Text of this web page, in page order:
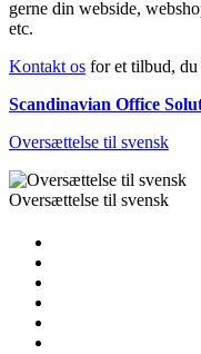
gerne din webside,
etc.
Kontakt os for et tilbud,
Scandinavian Office
Oversættelse til svensk
Oversættelse til svensk